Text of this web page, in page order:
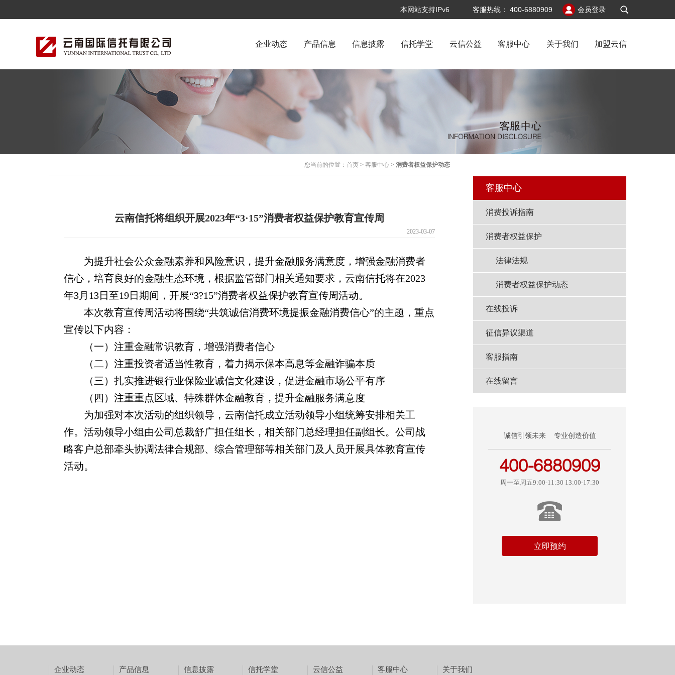
会员登录
客服热线： 400-6880909
本网站支持IPv6
企业动态 产品信息 信息披露 信托学堂 云信公益 客服中心 关于我们 加盟云信
您当前的位置：首页 >客服中心 >消费者权益保护动态
云南信托将组织开展2023年“3·15”消费者权益保护教育宣传周
2023-03-07
为提升社会公众金融素养和风险意识， 提升金融服务满意度 ， 增强金融消费者
信心 ， 培育良好的金融生态环境，根据监管部门相关通知要求 ， 云南信托将在2023
年3月13日至19日期间，开展“3?15”消费者权益保护教育宣传周活动。
本次教育宣传周活动将围绕“共筑诚信消费环境提振金融消费信心”的主题，重点
宣传以下内容：
（一） 注重金融常识教育，增强消费者信心
（二） 注重投资者适当性教育，着力揭示保本高息等金融诈骗本质
（三） 扎实推进银行业保险业诚信文化建设，促进金融市场公平有序
（四） 注重重点区域、特殊群体金融教育，提升金融服务满意度
为加强对本次活动的组织领导，云南信托成立活动领导小组统筹安排相关工
作。活动领导小组由公司总裁舒广担任组长，相关部门总经理担任副组长。公司战
略客户总部牵头协调法律合规部、综合管理部等相关部门及人员开展具体教育宣传
活动。
客服中心
消费投诉指南
消费者权益保护
法律法规
消费者权益保护动态
在线投诉
征信异议渠道
客服指南
在线留言
诚信引领未来 专业创造价值
400-6880909
周一至周五9:00-11:30 13:00-17:30
立即预约
企业动态 产品信息 信息披露 信托学堂 云信公益 客服中心 关于我们